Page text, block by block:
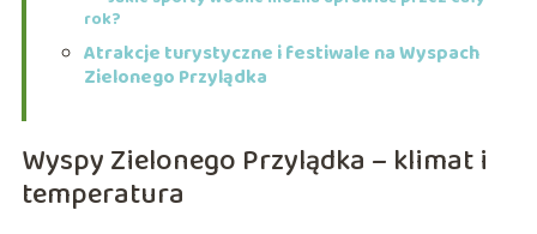
rok?
Atrakcje turystyczne i festiwale na Wyspach
Zielonego Przylądka
Wyspy Zielonego Przylądka – klimat i
temperatura